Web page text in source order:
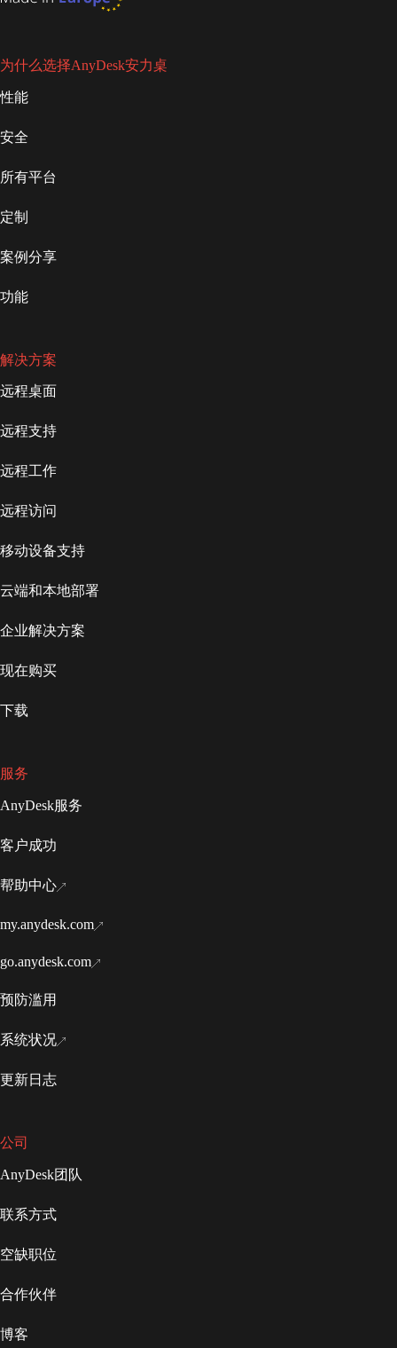
为什么选择AnyDesk安力桌
性能
安全
所有平台
定制
案例分享
功能
解决方案
远程桌面
远程支持
远程工作
远程访问
移动设备支持
云端和本地部署
企业解决方案
现在购买
下载
服务
AnyDesk服务
客户成功
帮助中心
my.anydesk.com
go.anydesk.com
预防滥用
系统状况
更新日志
公司
AnyDesk团队
联系方式
空缺职位
合作伙伴
博客